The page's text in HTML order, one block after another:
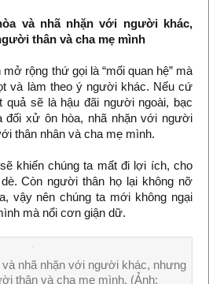
và nhã nhặn với người khác,
thân và cha mẹ mình
rộng thứ gọi là “mối quan hệ” mà
và làm theo ý người khác. Nếu cứ
quả sẽ là hậu đãi người ngoài, bạc
đối xử ôn hòa, nhã nhặn với người
thân nhân và cha mẹ mình.
khiến chúng ta mất đi lợi ích, cho
Còn người thân họ lại không nỡ
vậy nên chúng ta mới không ngại
mà nổi cơn giận dữ.
nhã nhặn với người khác, nhưng
thân và cha mẹ mình. (Ảnh: